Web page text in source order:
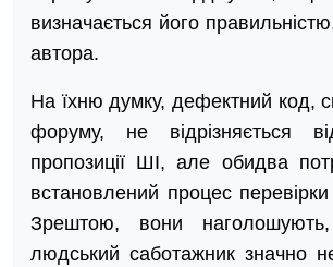
визначається його
автора.
На їхню думку, дефектний код,
форуму, не відрізняється
пропозиції ШІ, але обидва
встановлений процес перевірки
Зрештою, вони
людський саботажник значно